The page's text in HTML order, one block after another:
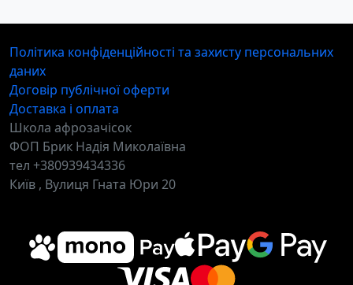
Політика конфіденційності та захисту персональних
даних
Договір публічної оферти
Доставка і оплата
Школа афрозачісок
ФОП Брик Надія Миколаївна
тел +380939434336
Київ , Вулиця Гната Юри 20